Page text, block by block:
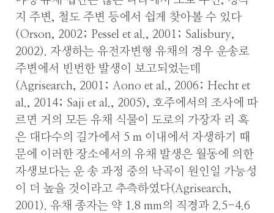
지 주변, 철도 주변 등에서 쉽게 찾아볼 수 있다
(Orson, 2002; Pessel et al., 2001; Salisbury,
2002). 자생하는 유전자변형 유채의 경우 운송로
주변에서 빈번한 발생이 보고되었는데
(Agrisearch, 2001; Aono et al., 2006; Hecht et
al., 2014; Saji et al., 2005), 호주에서의 조사에 따
르면 거의 모든 유채 식물이 도로의 가장자 리 혹
은 대다수의 길가에서 5 m 이내에서 자생하기 때
문에 이러한 장소에서의 유채 발생은 월동에 의한
자생보다는 운 송 과정 중의 낙곡이 원인일 가능성
이 더 높을 것이라고 추측하였다(Agrisearch,
2001). 유채 종자는 약 1.8 mm의 직경과 2.5-4.6